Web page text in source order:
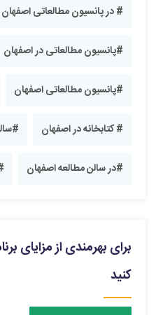
# در پانسیون مطالعاتی اصفهان
#پانسیون مطالعاتی در اصفهان
#پانسیون مطالعاتی اصفهان
# کتابخانه در اصفهان
#در سالن مطالعه اصفهان
برای بهرمندی از مزایای
کنید